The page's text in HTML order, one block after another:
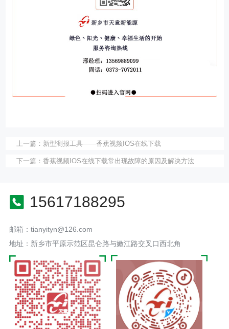
上一篇： 新型测报工具——香蕉视频IOS在线下载
下一篇： 香蕉视频IOS在线下载常出现故障的原因及解决方法
15617188295
邮箱：tianyityn@126.com
地址：新乡市平原示范区昆仑路与嫩江路交叉口西北角